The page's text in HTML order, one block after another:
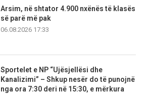
Arsim, në shtator 4.900 nxënës të klasës
së parë më pak
06.08.2026 17:33
Sportelet e NP “Ujësjellësi dhe
Kanalizimi” – Shkup nesër do të punojnë
nga ora 7:30 deri në 15:30, e mërkura